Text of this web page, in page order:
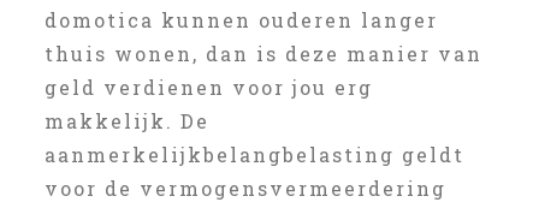
domotica kunnen ouderen langer
thuis wonen, dan is deze manier van
geld verdienen voor jou erg
makkelijk. De
aanmerkelijkbelangbelasting geldt
voor de vermogensvermeerdering